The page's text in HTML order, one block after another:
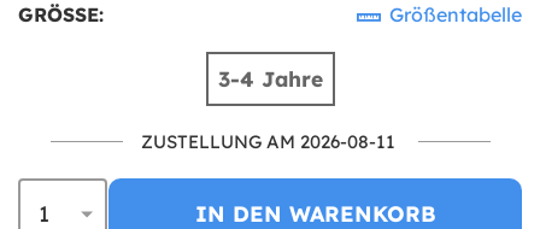
GRÖSSE: Größentabelle
3-4 Jahre
ZUSTELLUNG AM 2026-08-11
IN DEN WARENKORB